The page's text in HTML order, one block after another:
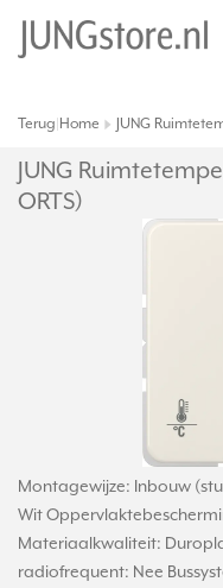
Terug Home JUNG
JUNG
ORTS)
Montagewijze: Inbouw
Wit
Materiaalkwaliteit:
radiofrequent: Nee